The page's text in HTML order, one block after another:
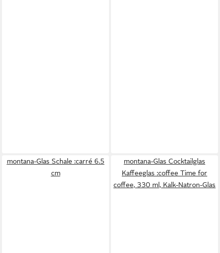
montana-Glas Schale :carré 6.5
cm
montana-Glas Cocktailglas
Kaffeeglas :coffee Time for
coffee, 330 ml, Kalk-Natron-Glas